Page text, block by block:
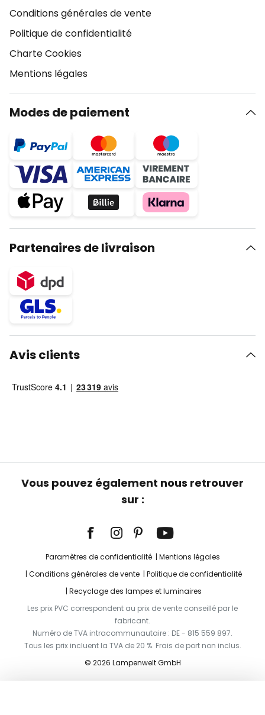
Conditions générales de vente
Politique de confidentialité
Charte Cookies
Mentions légales
Modes de paiement
Partenaires de livraison
Avis clients
Vous pouvez également nous retrouver
sur :
Paramètres de confidentialité
Mentions légales
Conditions générales de vente
Politique de confidentialité
Recyclage des lampes et luminaires
Les prix PVC correspondent au prix de vente conseillé par le
fabricant.
Numéro de TVA intracommunautaire : DE - 815 559 897.
Tous les prix incluent la TVA de 20 %. Frais de port non inclus.
© 2026 Lampenwelt GmbH